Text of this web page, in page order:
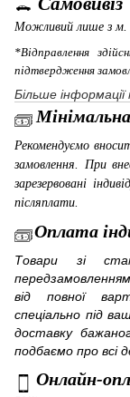
Можливий лише з м.
*Відправлення
підтвердження
Більше
Рекомендуємо
замовлення. При
зарезервовані
післяплати.
Оплата
Товари зі
від повної
спеціально під
доставку
подбаємо про всі
Онлайн-